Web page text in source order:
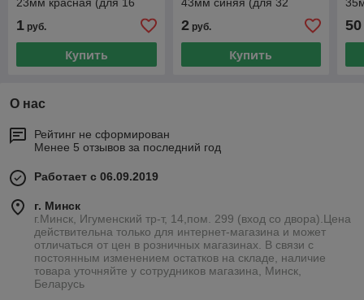
23мм красная (для 16
1 руб.
Купить
43мм синяя (для 32
2руб.
Купить
50
О нас
Рейтинг не сформирован
Менее 5 отзывов за последний год
Работает с 06.09.2019
г. Минск
г.Минск, Игуменский тр-т, 14,пом. 299 (вход со двора).Цена
действительна только для интернет-магазина и может
отличаться от цен в розничных магазинах. В связи с
постоянным изменением остатков на складе, наличие
товара уточняйте у сотрудников магазина, Минск,
Беларусь